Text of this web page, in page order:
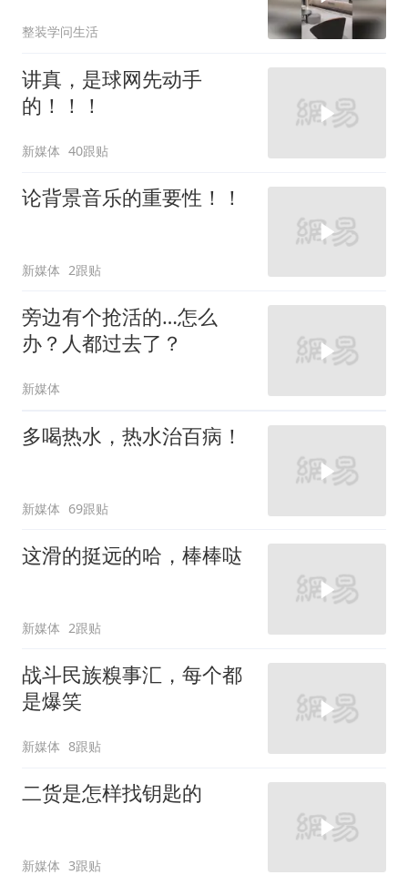
整装学问生活
讲真，是球网先动手
的！！！
新媒体 40跟贴
论背景音乐的重要性！！
新媒体 2跟贴
旁边有个抢活的…怎么
办？人都过去了？
新媒体
多喝热水，热水治百病！
新媒体 69跟贴
这滑的挺远的哈，棒棒哒
新媒体 2跟贴
战斗民族糗事汇，每个都
是爆笑
新媒体 8跟贴
二货是怎样找钥匙的
新媒体 3跟贴